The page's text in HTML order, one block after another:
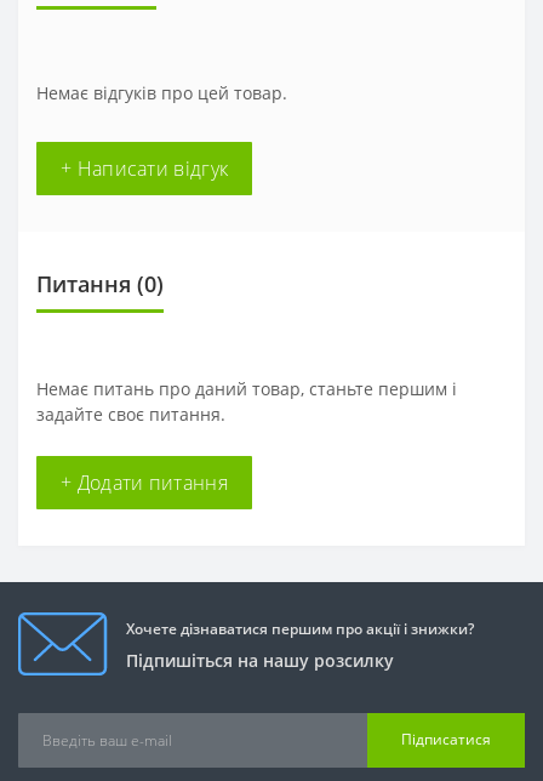
Немає відгуків про цей товар.
+ Написати відгук
Питання (0)
Немає питань про даний товар, станьте першим і
задайте своє питання.
+ Додати питання
Хочете дізнаватися першим про акції і знижки?
Підпишіться на нашу розсилку
Підписатися